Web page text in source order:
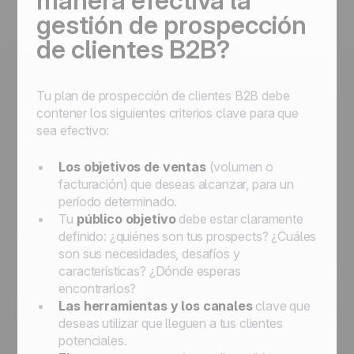
gestión de prospección
de clientes B2B?
Tu plan de prospección de clientes B2B debe
contener los siguientes criterios clave para que
sea efectivo:
Los objetivos de ventas(volumen o
facturación) que deseas alcanzar, para un
período determinado.
Tu público objetivo debe estar claramente
definido: ¿quiénes son tus prospects? ¿Cuáles
son sus necesidades, desafíos y
características? ¿Dónde esperas
encontrarlos?
Las herramientas y los canalesclave que
deseas utilizar que lleguen a tus clientes
potenciales.